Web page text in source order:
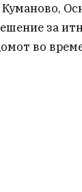
за
во